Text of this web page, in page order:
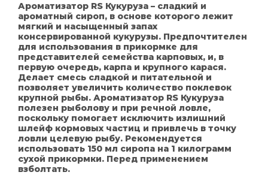
Ароматизатор RS Кукуруза – сладкий и
ароматный сироп, в основе которого лежит
мягкий и насыщенный запах
консервированной кукурузы. Предпочтителен
для использования в прикормке для
представителей семейства карповых, и, в
первую очередь, карпа и крупного карася.
Делает смесь сладкой и питательной и
позволяет увеличить количество поклевок
крупной рыбы. Ароматизатор RS Кукуруза
полезен рыболову и при речной ловле,
поскольку помогает исключить излишний
шлейф кормовых частиц и привлечь в точку
ловли целевую рыбу. Рекомендуется
использовать 150 мл сиропа на 1 килограмм
сухой прикормки. Перед применением
взболтать.